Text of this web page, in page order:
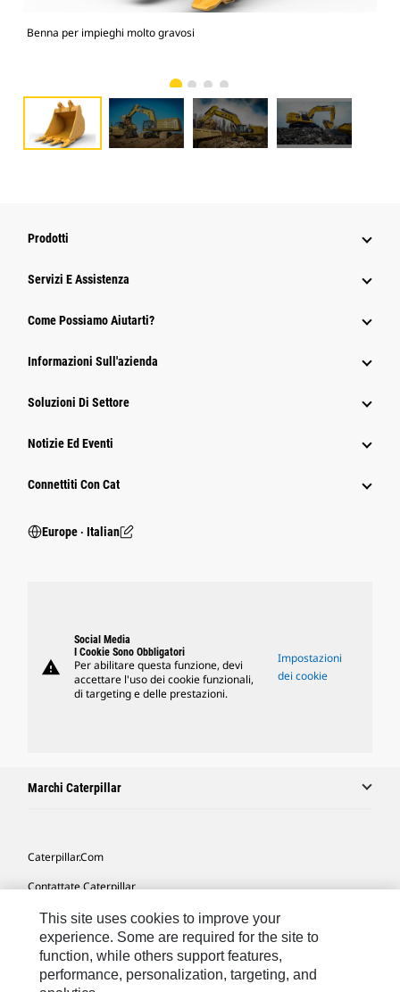
Benna per impieghi molto gravosi
Prodotti
Servizi E Assistenza
Come Possiamo Aiutarti?
Informazioni Sull'azienda
Soluzioni Di Settore
Notizie Ed Eventi
Connettiti Con Cat
Europe ‧ Italian
warning
Social Media
I Cookie Sono Obbligatori
Per abilitare questa funzione, devi
accettare l'uso dei cookie funzionali,
di targeting e delle prestazioni.
Impostazioni
dei cookie
Marchi Caterpillar
Caterpillar.com
Contattate Caterpillar
Le Mie Preferenze Di Marketing
Mappa Del Sito
Cookie Settings
This site uses cookies to improve your
experience. Some are required for the site to
function, while others support features,
performance, personalization, targeting, and